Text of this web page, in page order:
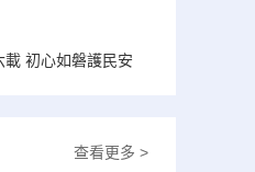
初心如磐護民安
查看更多 >